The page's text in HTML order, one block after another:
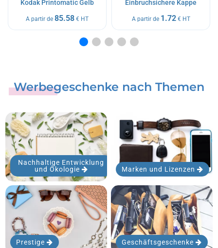
Kodak Printomatic Gelb
A partir de85.58 € HT
Einbruchsichere Kappe
A partir de 1.72 € HT
Werbegeschenke nach Themen
Nachhaltige Entwicklung
und Ökologie
Marken und Lizenzen
Prestige Geschäftsgeschenke